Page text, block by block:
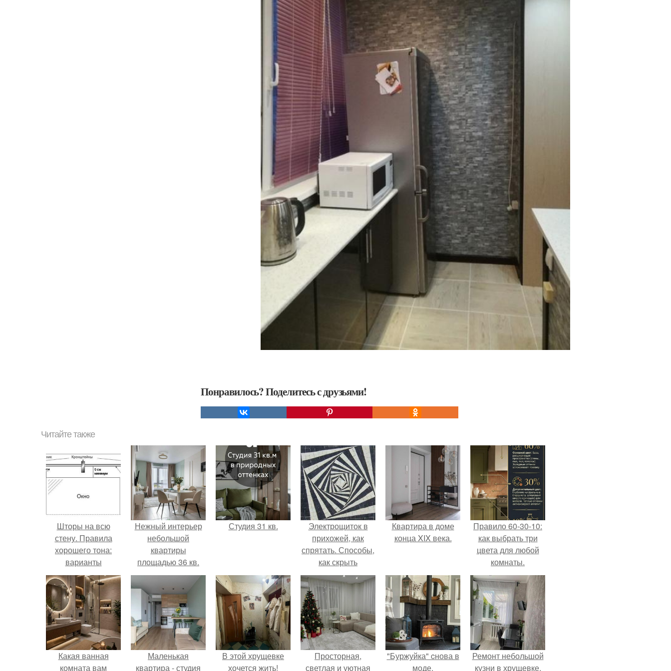
Понравилось? Поделитесь с друзьями!
Читайте также
Шторы на всю
стену. Правила
хорошего тона:
варианты
оформления окон
длинными шторами
Нежный интерьер
небольшой
квартиры
площадью 36 кв.
Студия 31 кв.
Электрощиток в
прихожей, как
спрятать. Способы,
как скрыть
электрощит в
прихожей
Квартира в доме
конца XIX века.
Правило 60-30-10:
как выбрать три
цвета для любой
комнаты.
Какая ванная
комната вам
Маленькая
квартира - студия
В этой хрущевке
хочется жить!
Просторная,
светлая и уютная
"Буржуйка" cнова в
моде.
Ремонт небольшой
кузни в хрущевке.